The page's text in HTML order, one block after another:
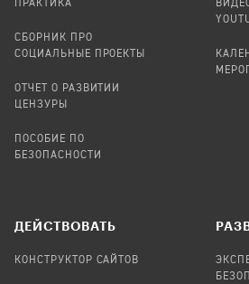
ПРАКТИКА
СБОРНИК ПРО
СОЦИАЛЬНЫЕ ПРОЕКТЫ
ОТЧЕТ О РАЗВИТИИ
ЦЕНЗУРЫ
ПОСОБИЕ ПО
БЕЗОПАСНОСТИ
ДЕЙСТВОВАТЬ
КОНСТРУКТОР САЙТОВ